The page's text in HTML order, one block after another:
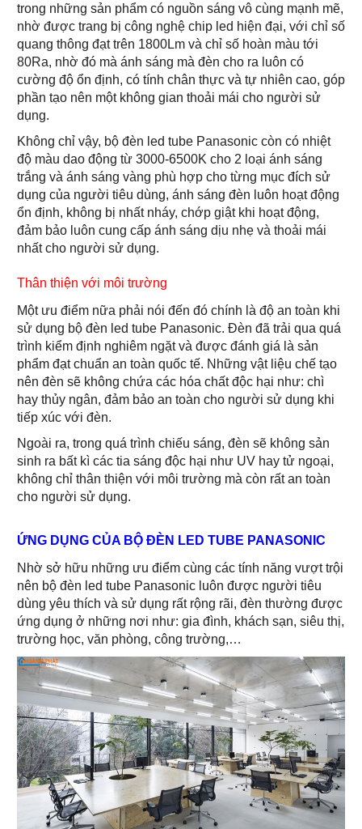
trong những sản phẩm có nguồn sáng vô cùng mạnh mẽ,
nhờ được trang bị công nghệ chip led hiện đại, với chỉ số
quang thông đạt trên 1800Lm và chỉ số hoàn màu tới
80Ra, nhờ đó mà ánh sáng mà đèn cho ra luôn có
cường độ ổn định, có tính chân thực và tự nhiên cao, góp
phần tạo nên một không gian thoải mái cho người sử
dụng.
Không chỉ vậy, bộ đèn led tube Panasonic còn có nhiệt
độ màu dao động từ 3000-6500K cho 2 loại ánh sáng
trắng và ánh sáng vàng phù hợp cho từng mục đích sử
dụng của người tiêu dùng, ánh sáng đèn luôn hoạt động
ổn định, không bị nhất nháy, chớp giật khi hoạt động,
đảm bảo luôn cung cấp ánh sáng dịu nhẹ và thoải mái
nhất cho người sử dụng.
Thân thiện với môi trường
Một ưu điểm nữa phải nói đến đó chính là độ an toàn khi
sử dụng bộ đèn led tube Panasonic. Đèn đã trải qua quá
trình kiểm định nghiêm ngặt và được đánh giá là sản
phẩm đạt chuẩn an toàn quốc tế. Những vật liệu chế tạo
nên đèn sẽ không chứa các hóa chất độc hại như: chì
hay thủy ngân, đảm bảo an toàn cho người sử dụng khi
tiếp xúc với đèn.
Ngoài ra, trong quá trình chiếu sáng, đèn sẽ không sản
sinh ra bất kì các tia sáng độc hại như UV hay tử ngoại,
không chỉ thân thiện với môi trường mà còn rất an toàn
cho người sử dụng.
ỨNG DỤNG CỦA BỘ ĐÈN LED TUBE PANASONIC
Nhờ sở hữu những ưu điểm cùng các tính năng vượt trội
nên bộ đèn led tube Panasonic luôn được người tiêu
dùng yêu thích và sử dụng rất rộng rãi, đèn thường được
ứng dụng ở những nơi như: gia đình, khách sạn, siêu thị,
trường học, văn phòng, công trường,…